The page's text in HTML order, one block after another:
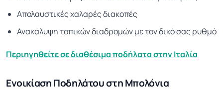
Απολαυστικές χαλαρές διακοπές
Ανακάλυψη τοπικών διαδρομών με τον δικό σας ρυθμό
Περιηγηθείτε σε διαθέσιμα ποδήλατα στην Ιταλία
Ενοικίαση Ποδηλάτου στη Μπολόνια